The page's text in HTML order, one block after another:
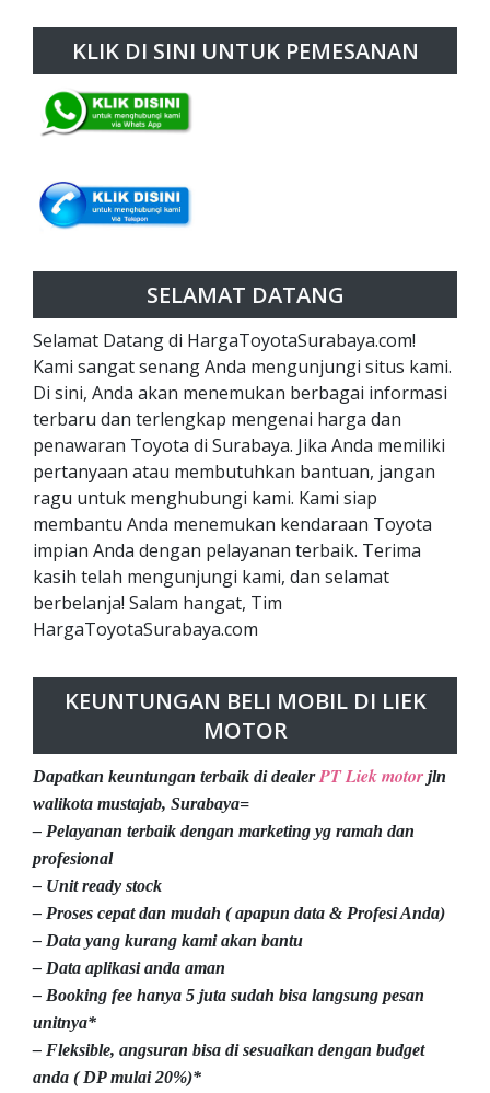
KLIK DI SINI UNTUK PEMESANAN
SELAMAT DATANG
Selamat Datang di HargaToyotaSurabaya.com!
Kami sangat senang Anda mengunjungi situs kami.
Di sini, Anda akan menemukan berbagai informasi
terbaru dan terlengkap mengenai harga dan
penawaran Toyota di Surabaya. Jika Anda memiliki
pertanyaan atau membutuhkan bantuan, jangan
ragu untuk menghubungi kami. Kami siap
membantu Anda menemukan kendaraan Toyota
impian Anda dengan pelayanan terbaik. Terima
kasih telah mengunjungi kami, dan selamat
berbelanja! Salam hangat, Tim
HargaToyotaSurabaya.com
KEUNTUNGAN BELI MOBIL DI LIEK
MOTOR
Dapatkan keuntungan terbaik di dealerPT Liek motor jln
walikota mustajab, Surabaya=
– Pelayanan terbaik dengan marketing yg ramah dan
profesional
– Unit ready stock
– Proses cepat dan mudah ( apapun data & Profesi Anda)
– Data yang kurang kami akan bantu
– Data aplikasi anda aman
– Booking fee hanya 5 juta sudah bisa langsung pesan
unitnya*
– Fleksible, angsuran bisa di sesuaikan dengan budget
anda ( DP mulai 20%)*